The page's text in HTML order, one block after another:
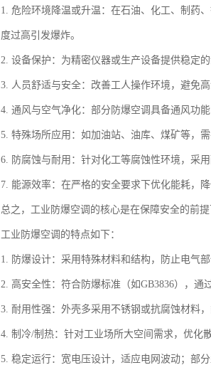
1. 危险环境降温或升温：在石油、化工、制药
度过高引发爆炸。
2. 设备保护：为精密仪器或生产设备提供稳定
3. 人员舒适与安全：改善工人操作环境，避免
4. 通风与空气净化：部分防爆空调具备通风功
5. 特殊场所应用：如加油站、油库、煤矿等，
6. 防腐蚀与耐用：针对化工等腐蚀性环境，采
7. 能源效率：在严格的安全要求下优化能耗，降
总之，工业防爆空调的核心是在保障安全的前
工业防爆空调的特点如下：
1. 防爆设计：采用特殊材料和结构，防止电气
2. 高安全性：符合防爆标准（如GB3836），通
3. 耐用性强：外壳多采用不锈钢或抗腐蚀材料
4. 制冷/制热：针对工业场所大空间需求，优化
5. 稳定运行：宽电压设计，适应电网波动；部